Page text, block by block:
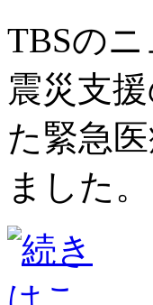
TBSの
震災支
た緊急
ました